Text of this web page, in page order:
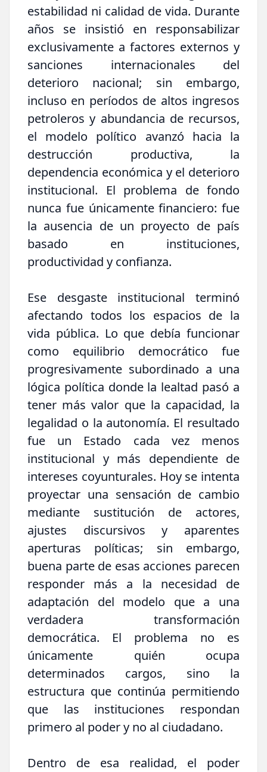
estabilidad ni calidad de vida. Durante
años se insistió en responsabilizar
exclusivamente a factores externos y
sanciones internacionales del
deterioro nacional; sin embargo,
incluso en períodos de altos ingresos
petroleros y abundancia de recursos,
el modelo político avanzó hacia la
destrucción productiva, la
dependencia económica y el deterioro
institucional. El problema de fondo
nunca fue únicamente financiero: fue
la ausencia de un proyecto de país
basado en instituciones,
productividad y confianza.
Ese desgaste institucional terminó
afectando todos los espacios de la
vida pública. Lo que debía funcionar
como equilibrio democrático fue
progresivamente subordinado a una
lógica política donde la lealtad pasó a
tener más valor que la capacidad, la
legalidad o la autonomía. El resultado
fue un Estado cada vez menos
institucional y más dependiente de
intereses coyunturales. Hoy se intenta
proyectar una sensación de cambio
mediante sustitución de actores,
ajustes discursivos y aparentes
aperturas políticas; sin embargo,
buena parte de esas acciones parecen
responder más a la necesidad de
adaptación del modelo que a una
verdadera transformación
democrática. El problema no es
únicamente quién ocupa
determinados cargos, sino la
estructura que continúa permitiendo
que las instituciones respondan
primero al poder y no al ciudadano.
Dentro de esa realidad, el poder